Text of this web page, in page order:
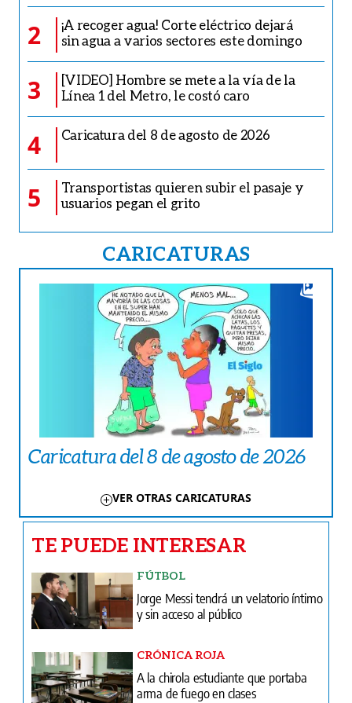
2
¡A recoger agua! Corte eléctrico dejará
sin agua a varios sectores este domingo
3
[VIDEO] Hombre se mete a la vía de la
Línea 1 del Metro, le costó caro
4 Caricatura del 8 de agosto de 2026
5
Transportistas quieren subir el pasaje y
usuarios pegan el grito
CARICATURAS
Caricatura del 8 de agosto de 2026
VER OTRAS CARICATURAS
TE PUEDE INTERESAR
FÚTBOL
Jorge Messi tendrá un velatorio íntimo
y sin acceso al público
CRÓNICA ROJA
A la chirola estudiante que portaba
arma de fuego en clases